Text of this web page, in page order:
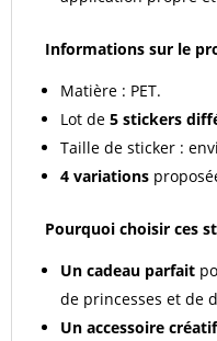
Informations sur le
Matière : PET.
Lot de 5 stickers
Taille de sticker :
4 variations
Pourquoi choisir ces
Un cadeau parfait
de princesses et de
Un accessoire créatif